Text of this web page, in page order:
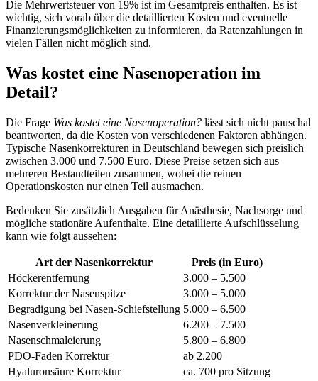
Die Mehrwertsteuer von 19% ist im Gesamtpreis enthalten. Es ist
wichtig, sich vorab über die detaillierten Kosten und eventuelle
Finanzierungsmöglichkeiten zu informieren, da Ratenzahlungen in
vielen Fällen nicht möglich sind.
Was kostet eine Nasenoperation im
Detail?
Die Frage Was kostet eine Nasenoperation? lässt sich nicht pauschal
beantworten, da die Kosten von verschiedenen Faktoren abhängen.
Typische Nasenkorrekturen in Deutschland bewegen sich preislich
zwischen 3.000 und 7.500 Euro. Diese Preise setzen sich aus
mehreren Bestandteilen zusammen, wobei die reinen
Operationskosten nur einen Teil ausmachen.
Bedenken Sie zusätzlich Ausgaben für Anästhesie, Nachsorge und
mögliche stationäre Aufenthalte. Eine detaillierte Aufschlüsselung
kann wie folgt aussehen:
Art der Nasenkorrektur
Preis (in Euro)
Höckerentfernung
3.000 – 5.500
Korrektur der Nasenspitze
3.000 – 5.000
Begradigung bei Nasen-Schiefstellung 5.000 – 6.500
Nasenverkleinerung
6.200 – 7.500
Nasenschmaleierung
5.800 – 6.800
PDO-Faden Korrektur
ab 2.200
Hyaluronsäure Korrektur
ca. 700 pro Sitzung